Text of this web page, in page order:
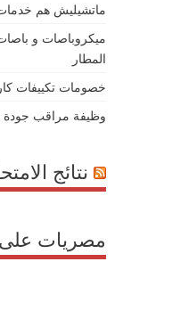
ماتشيليش هم
ميكروباصات و
المطار
خصومات تكييفات
وظيفة مراقب جودة
نتائج
مصريات